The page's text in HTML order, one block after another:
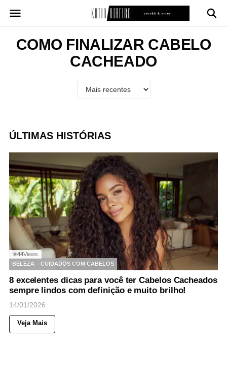
para
conteúdoCOMO FINALIZAR CABELO
CACHEADO
ÚLTIMAS HISTÓRIAS
◉44Views
BELEZA
CUIDADOS COM CABELOS
8 excelentes dicas para você ter Cabelos Cacheados
sempre lindos com definição e muito brilho!
14/01/2026
Veja Mais